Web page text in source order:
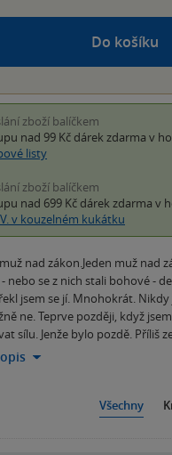
Do košíku
zboží balíčkem
nad 99 Kč dárek zdarma v
listy
zboží balíčkem
nad 699 Kč dárek zdarma v
v kouzelném kukátku
muž nad zákon.Jeden muž nad
nebo se z nich stali bohové -
jsem se jí. Mnohokrát.
ne. Teprve později, když
sílu. Jenže bylo pozdě. Příliš
Všechny